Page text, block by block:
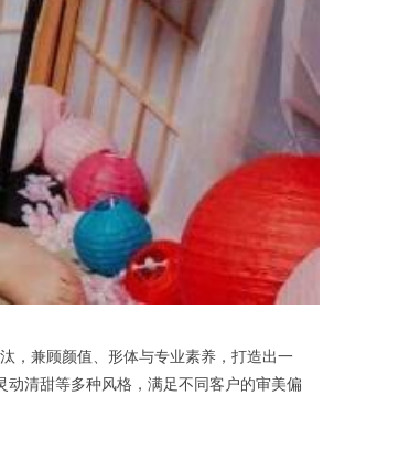
，兼顾颜值、形体与专业素养，打造出一
动清甜等多种风格，满足不同客户的审美偏